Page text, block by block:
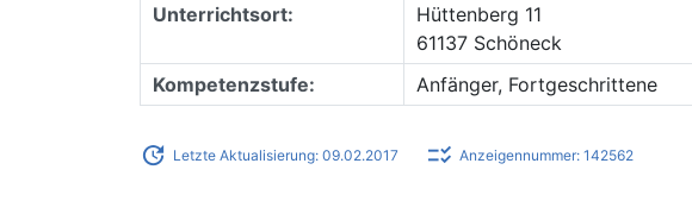
Unterrichtsort:
Hüttenberg 11
61137 Schöneck
Kompetenzstufe:
Anfänger, Fortgeschrittene
update Letzte Aktualisierung: 09.02.2017 checklist_rtl Anzeigennummer: 142562